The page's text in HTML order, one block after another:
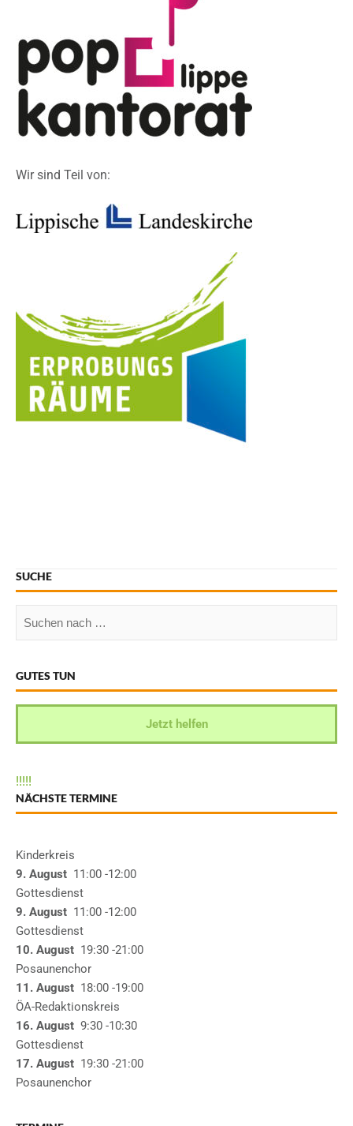
Wir sind Teil von:
SUCHE
GUTES TUN
Jetzt helfen
!!!!!
NÄCHSTE TERMINE
Kinderkreis
9. August 11:00 -12:00
Gottesdienst
9. August 11:00 -12:00
Gottesdienst
10. August 19:30 -21:00
Posaunenchor
11. August 18:00 -19:00
ÖA-Redaktionskreis
16. August 9:30 -10:30
Gottesdienst
17. August 19:30 -21:00
Posaunenchor